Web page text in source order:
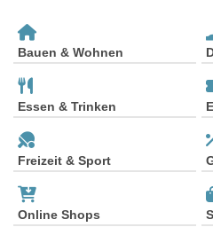
Bauen & Wohnen
Essen & Trinken
Freizeit & Sport
Online Shops